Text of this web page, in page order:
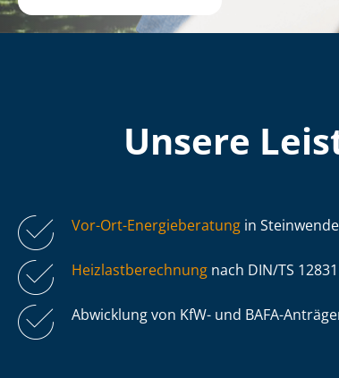
Unsere
Vor-Ort-Energieberatung in
Heiz­last­be­rech­nung nach DIN/TS 12831
Abwicklung von KfW- und BAFA-